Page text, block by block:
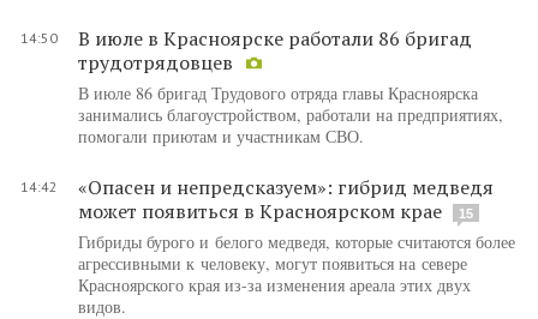
14:50
В июле в Красноярске работали 86 бригад
трудотрядовцев
В июле 86 бригад Трудового отряда главы Красноярска
занимались благоустройством, работали на предприятиях,
помогали приютам и участникам СВО.
14:42
«Опасен и непредсказуем»: гибрид медведя
может появиться в Красноярском крае
15
Гибриды бурого и белого медведя, которые считаются более
агрессивными к человеку, могут появиться на севере
Красноярского края из-за изменения ареала этих двух
видов.